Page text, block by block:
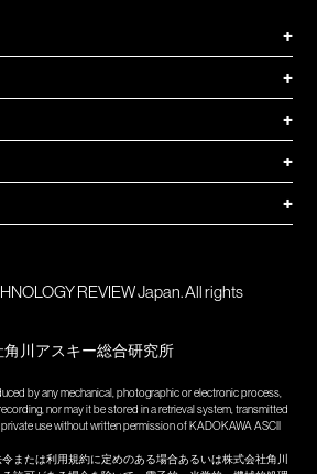
+
+
+
+
+
REVIEW Japan. All rights
角川アスキー総合研究所
by any mechanical, photographic or electronic process,
nor may it be stored in a retrieval system, transmitted
use without written permission of KADOKAWA ASCII
または利用規約に定めのある場合あるいは株式会社角川